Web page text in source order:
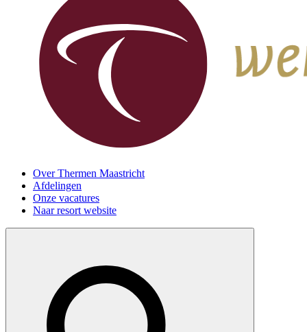
Over Thermen Maastricht
Afdelingen
Onze vacatures
Naar resort website